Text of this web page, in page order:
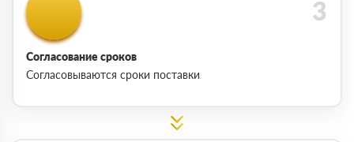
Согласование сроков
Согласовываются сроки поставки